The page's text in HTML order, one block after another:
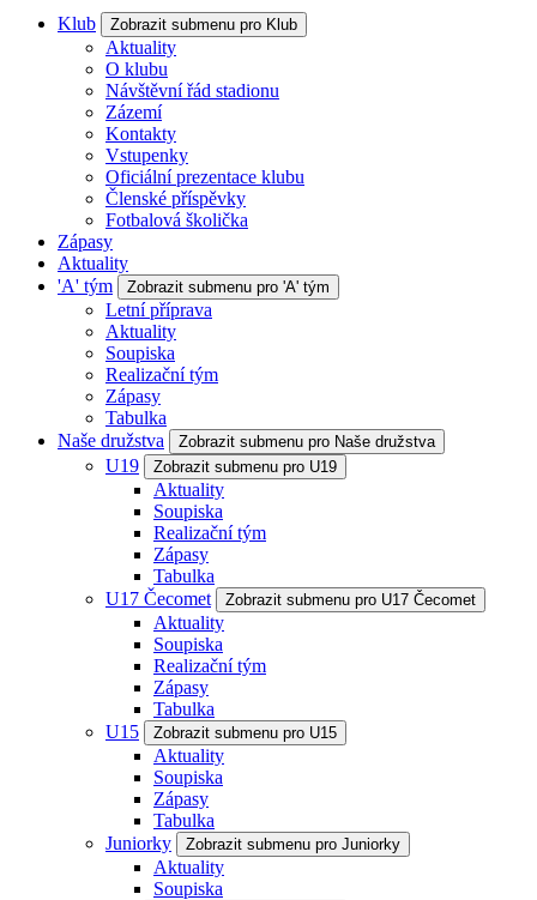
Klub Zobrazit submenu pro Klub
Aktuality
O klubu
Návštěvní řád stadionu
Zázemí
Kontakty
Vstupenky
Oficiální prezentace klubu
Členské příspěvky
Fotbalová školička
Zápasy
Aktuality
'A' tým
Zobrazit submenu pro 'A' tým
Letní příprava
Aktuality
Soupiska
Realizační tým
Zápasy
Tabulka
Naše družstva
Zobrazit submenu pro Naše družstva
U19 Zobrazit submenu pro U19
Aktuality
Soupiska
Realizační tým
Zápasy
Tabulka
U17 Čecomet
Zobrazit submenu pro U17 Čecomet
Aktuality
Soupiska
Realizační tým
Zápasy
Tabulka
U15
Zobrazit submenu pro U15
Aktuality
Soupiska
Zápasy
Tabulka
Juniorky
Zobrazit submenu pro Juniorky
Aktuality
Soupiska